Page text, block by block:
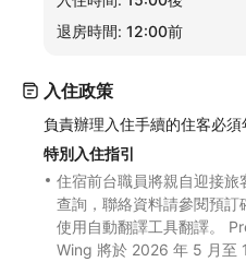
退房時間: 12:00前
入住政策
負責辦理入住手續的住客必
特別入住指引
住宿前台職員將親自迎接
查詢，聯絡資料請參閱預
使用自動翻譯工具翻譯。
Wing 將於 2026 年 5 月至